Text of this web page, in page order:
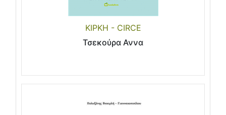
ΚΙΡΚΗ - CIRCE
Τσεκούρα Αννα